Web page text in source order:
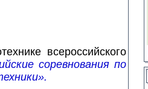
всероссийского
соревнования по